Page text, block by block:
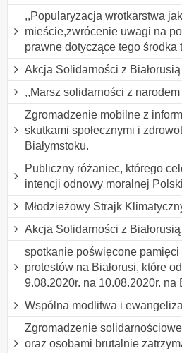
,,Popularyzacja wrotkarstwa
mieście,zwrócenie uwagi na
prawne dotyczące tego środka
Akcja Solidarności z Białorusią
,,Marsz solidarności z narodem
Zgromadzenie mobilne z
skutkami społecznymi i
Białymstoku.
Publiczny różaniec, którego
intencji odnowy moralnej
Młodzieżowy Strajk
Akcja Solidarności z Białorusią
spotkanie poświęcone
protestów na Białorusi, które
9.08.2020r. na 10.08.2020r. na
Wspólna modlitwa i
Zgromadzenie
oraz osobami brutalnie